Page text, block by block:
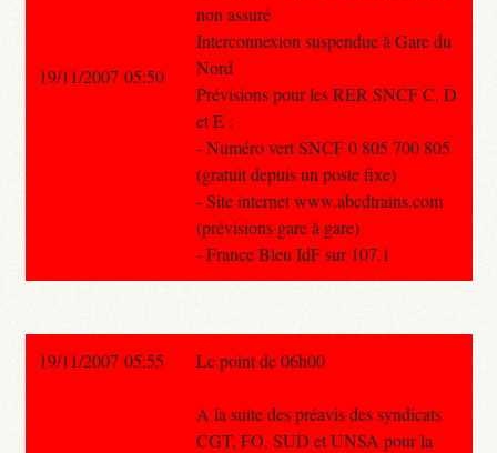
non assuré
Interconnexion suspendue à Gare du
Nord
Prévisions pour les RER SNCF C, D
et E :
- Numéro vert SNCF 0 805 700 805
(gratuit depuis un poste fixe)
- Site internet www.abcdtrains.com
(prévisions gare à gare)
- France Bleu IdF sur 107.1
19/11/2007 05:50
19/11/2007 05:55 Le point de 06h00
A la suite des préavis des syndicats
CGT, FO, SUD et UNSA pour la